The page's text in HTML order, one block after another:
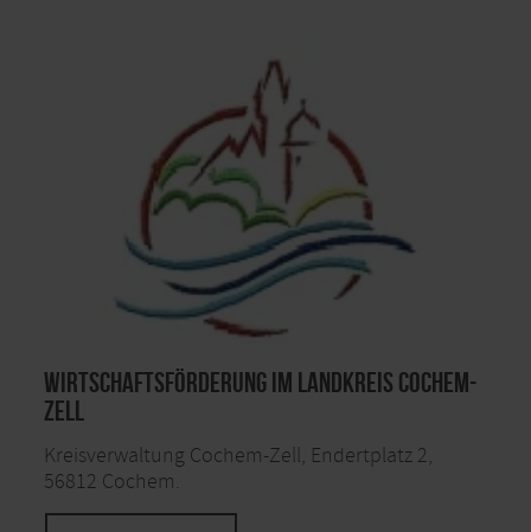
Wirtschaftsförderung im Landkreis Cochem-
Zell
Kreisverwaltung Cochem-Zell, Endertplatz 2,
56812 Cochem.